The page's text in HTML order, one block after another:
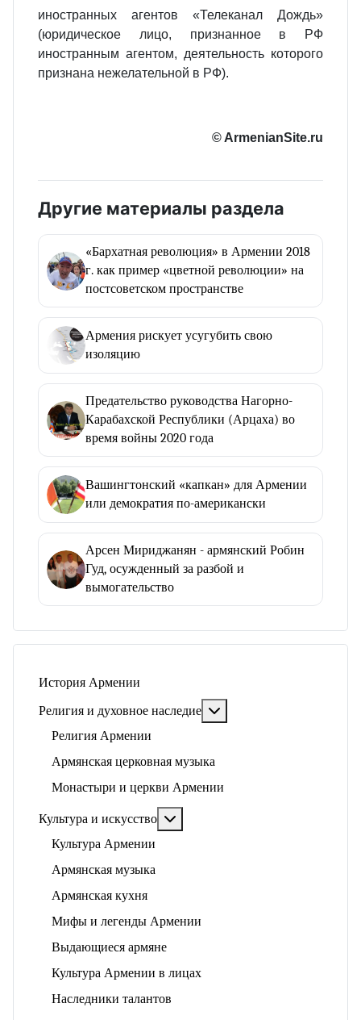
История Армении
Религия и духовное наследие
Религия Армении
Армянская церковная музыка
Монастыри и церкви Армении
Культура и искусство
Культура Армении
Армянская музыка
Армянская кухня
Мифы и легенды Армении
Выдающиеся армяне
Культура Армении в лицах
Наследники талантов
иностранных агентов «Телеканал Дождь»
(юридическое лицо, признанное в РФ
иностранным агентом, деятельность которого
признана нежелательной в РФ).
© ArmenianSite.ru
Другие материалы раздела
«Бархатная революция» в Армении 2018
г. как пример «цветной революции» на
постсоветском пространстве
Армения рискует усугубить свою
изоляцию
Предательство руководства Нагорно-
Карабахской Республики (Арцаха) во
время войны 2020 года
Вашингтонский «капкан» для Армении
или демократия по-американски
Арсен Мириджанян - армянский Робин
Гуд, осужденный за разбой и
вымогательство